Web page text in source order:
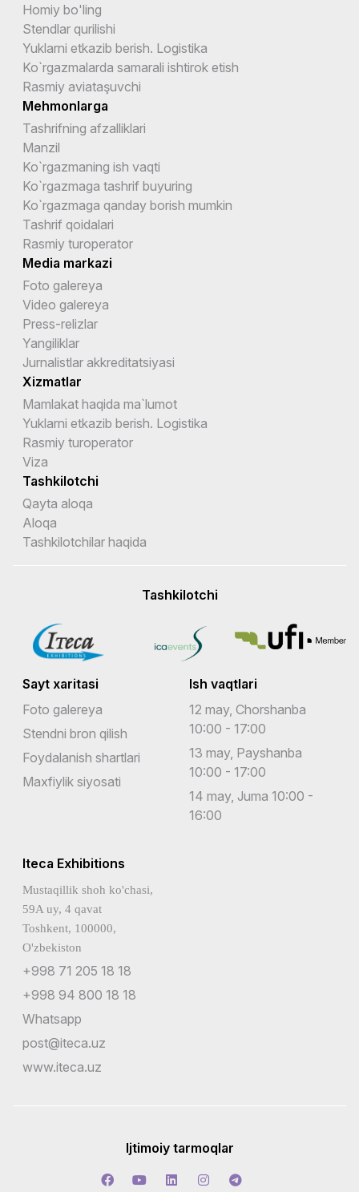
Homiy bo'ling
Stendlar qurilishi
Yuklarni etkazib berish. Logistika
Ko`rgazmalarda samarali ishtirok etish
Rasmiy aviataşuvchi
Mehmonlarga
Tashrifning afzalliklari
Manzil
Ko`rgazmaning ish vaqti
Ko`rgazmaga tashrif buyuring
Ko`rgazmaga qanday borish mumkin
Tashrif qoidalari
Rasmiy turoperator
Media markazi
Foto galereya
Video galereya
Press-relizlar
Yangiliklar
Jurnalistlar akkreditatsiyasi
Xizmatlar
Mamlakat haqida ma`lumot
Yuklarni etkazib berish. Logistika
Rasmiy turoperator
Viza
Tashkilotchi
Qayta aloqa
Aloqa
Tashkilotchilar haqida
Tashkilotchi
Sayt xaritasi
Foto galereya
Stendni bron qilish
Foydalanish shartlari
Maxfiylik siyosati
Ish vaqtlari
12 may, Chorshanba
10:00 - 17:00
13 may, Payshanba
10:00 - 17:00
14 may, Juma 10:00 -
16:00
Iteca Exhibitions
Mustaqillik shoh ko'chasi,
59A uy, 4 qavat
Toshkent, 100000,
O'zbekiston
+998 71 205 18 18
+998 94 800 18 18
Whatsapp
post@iteca.uz
www.iteca.uz
Ijtimoiy tarmoqlar